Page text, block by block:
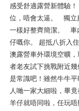
感受舒適露營新體驗
位，唔會太逼。 獨立
一樣好整齊簡潔。 車
仔嘅你。 超抵八折入
澳露營車外環境空曠
者老友試下挑戰附近
是常識吧！雖然牛牛
人哋一家大細啦，畢
羊仔就唔同啦，任玩